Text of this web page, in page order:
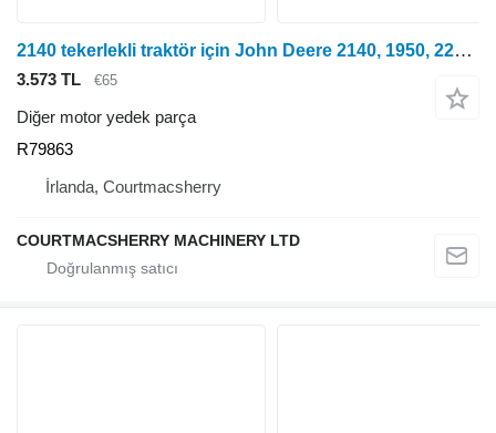
2140 tekerlekli traktör için John Deere 2140, 1950, 2250, 2450 Motor Ön Plakası R79863, R89824, R89825
3.573 TL €65
Diğer motor yedek parça
R79863
İrlanda, Courtmacsherry
COURTMACSHERRY MACHINERY LTD